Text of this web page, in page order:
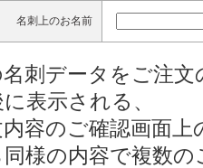
名刺上のお名前
刺データをご注
表示される、
容のご確認画面上
様の内容で複数